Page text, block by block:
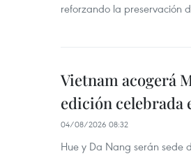
reforzando la preservación
Vietnam acogerá
edición celebrada
04/08/2026 08:32
Hue y Da Nang serán sede